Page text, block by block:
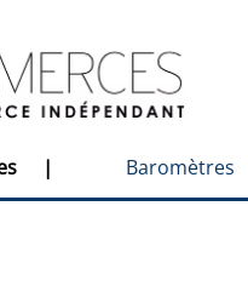
| Baromètres